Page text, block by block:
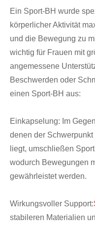
Ein Sport-BH wurde
körperlicher Aktivität
und die Bewegung zu
wichtig für Frauen mit
angemessene
Beschwerden oder
einen Sport-BH aus:
Einkapselung: Im
denen der
liegt, umschließen
wodurch Bewegungen
gewährleistet werden.
Wirkungsvoller Support:
stabileren Materialien